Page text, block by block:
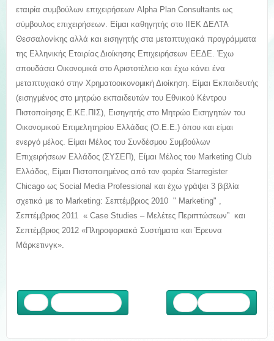
εταιρία συμβούλων επιχειρήσεων Alpha Plan Consultants ως
σύμβουλος επιχειρήσεων. Είμαι καθηγητής στο ΙΙΕΚ ΔΕΛΤΑ
Θεσσαλονίκης αλλά και εισηγητής στα μεταπτυχιακά προγράμματα
της Ελληνικής Εταιρίας Διοίκησης Επιχειρήσεων ΕΕΔΕ. Έχω
σπουδάσει Οικονομικά στο Αριστοτέλειο και έχω κάνει ένα
μεταπτυχιακό στην Χρηματοοικονομική Διοίκηση. Είμαι Εκπαιδευτής
(εισηγμένος στο μητρώο εκπαιδευτών του Εθνικού Κέντρου
Πιστοποίησης Ε.ΚΕ.ΠΙΣ), Εισηγητής στο Μητρώο Εισηγητών του
Οικονομικού Επιμελητηρίου Ελλάδας (Ο.Ε.Ε.) όπου και είμαι
ενεργό μέλος. Είμαι Μέλος του Συνδέσμου Συμβούλων
Επιχειρήσεων Ελλάδος (ΣΥΣΕΠ), Είμαι Μέλος του Marketing Club
Ελλάδος, Είμαι Πιστοποιημένος από τον φορέα Starregister
Chicago ως Social Media Professional και έχω γράψει 3 βιβλία
σχετικά με το Marketing: Σεπτέμβριος 2010 " Marketing" ,
Σεπτέμβριος 2011 « Case Studies – Μελέτες Περιπτώσεων” και
Σεπτέμβριος 2012 «Πληροφοριακά Συστήματα και Έρευνα
Μάρκετινγκ».